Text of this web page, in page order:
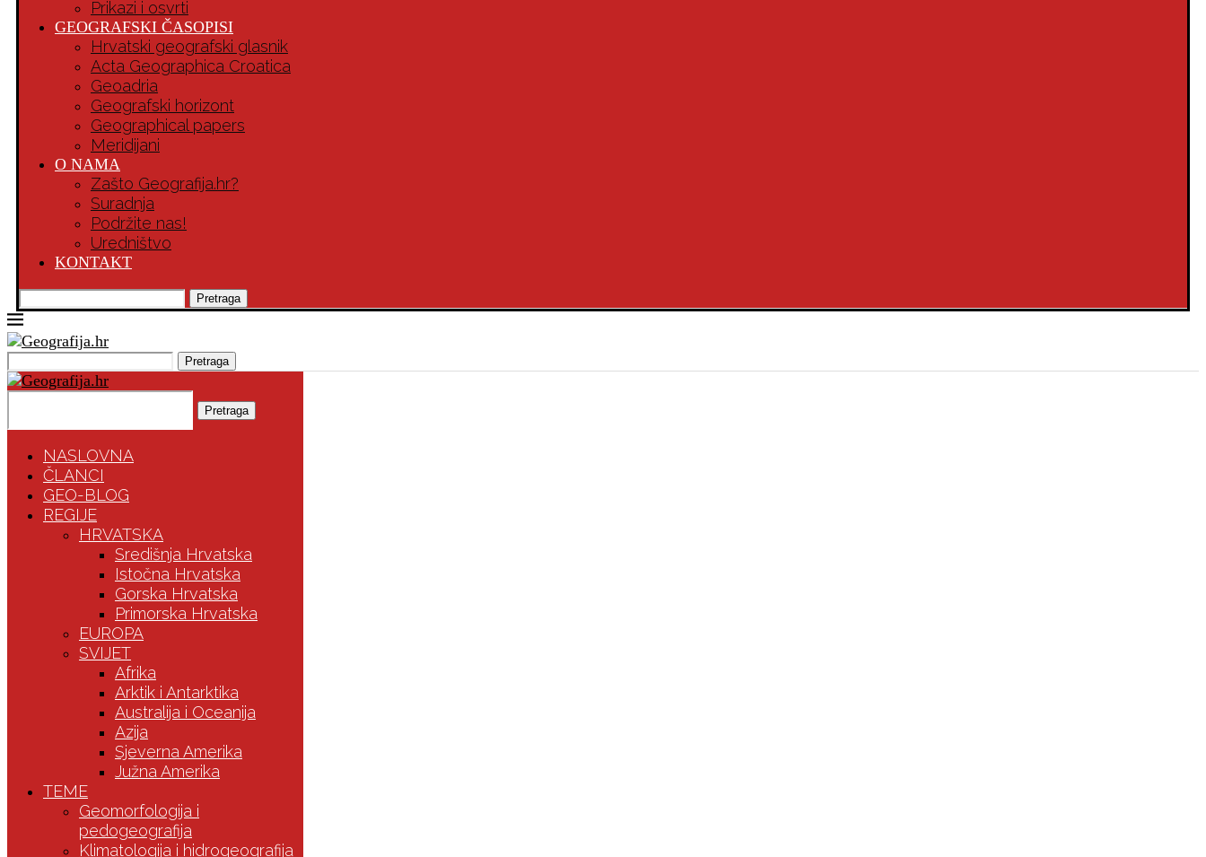
Prikazi i osvrti
GEOGRAFSKI ČASOPISI
Hrvatski geografski glasnik
Acta Geographica Croatica
Geoadria
Geografski horizont
Geographical papers
Meridijani
O NAMA
Zašto Geografija.hr?
Suradnja
Podržite nas!
Uredništvo
KONTAKT
Pretraga
Pretraga
Pretraga
NASLOVNA
ČLANCI
GEO-BLOG
REGIJE
HRVATSKA
Središnja Hrvatska
Istočna Hrvatska
Gorska Hrvatska
Primorska Hrvatska
EUROPA
SVIJET
Afrika
Arktik i Antarktika
Australija i Oceanija
Azija
Sjeverna Amerika
Južna Amerika
TEME
Geomorfologija i
pedogeografija
Klimatologija i hidrogeografija